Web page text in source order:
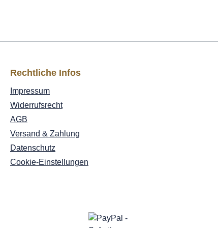
Rechtliche Infos
Impressum
Widerrufsrecht
AGB
Versand & Zahlung
Datenschutz
Cookie-Einstellungen